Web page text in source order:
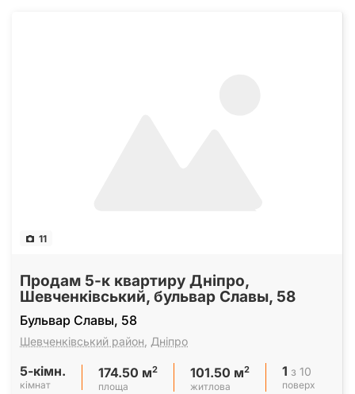
11
Продам 5-к квартиру Дніпро,
Шевченківський, бульвар Славы, 58
Бульвар Славы, 58
Шевченківський район Дніпро
5-кімн.
кімнат
174.50 м2
площа
101.50 м2
житлова
1 з 10
поверх